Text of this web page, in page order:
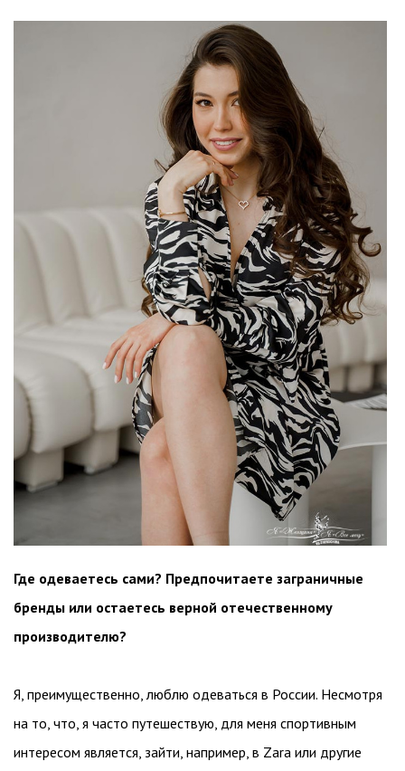
Где одеваетесь сами? Предпочитаете заграничные
бренды или остаетесь верной отечественному
производителю?
Я, преимущественно, люблю одеваться в России. Несмотря
на то, что, я часто путешествую, для меня спортивным
интересом является, зайти, например, в Zara или другие